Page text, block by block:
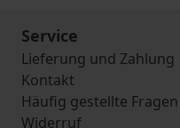
Service
Lieferung und Zahlung
Kontakt
Häufig gestellte Fragen
Widerruf